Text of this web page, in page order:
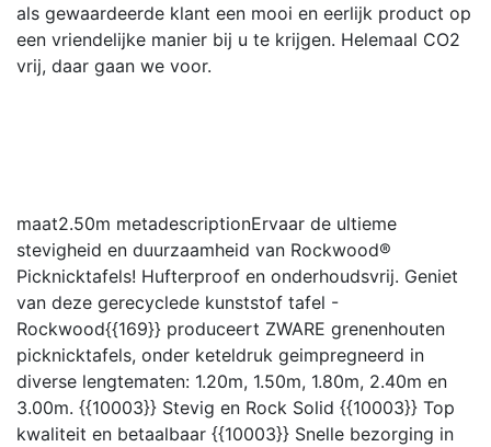
als gewaardeerde klant een mooi en eerlijk product op
een vriendelijke manier bij u te krijgen. Helemaal CO2
vrij, daar gaan we voor.
maat2.50m metadescriptionErvaar de ultieme
stevigheid en duurzaamheid van Rockwood®
Picknicktafels! Hufterproof en onderhoudsvrij. Geniet
van deze gerecyclede kunststof tafel -
Rockwood{{169}} produceert ZWARE grenenhouten
picknicktafels, onder keteldruk geimpregneerd in
diverse lengtematen: 1.20m, 1.50m, 1.80m, 2.40m en
3.00m. {{10003}} Stevig en Rock Solid {{10003}} Top
kwaliteit en betaalbaar {{10003}} Snelle bezorging in